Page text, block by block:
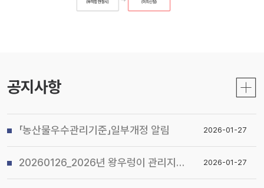
공지사항
「농산물우수관리기준」일부개정 알림 2026-01-27
20260126_2026년 왕우렁이 관리지침 및 전국 일제 수거기간 운영계획 알림 2026-01-27